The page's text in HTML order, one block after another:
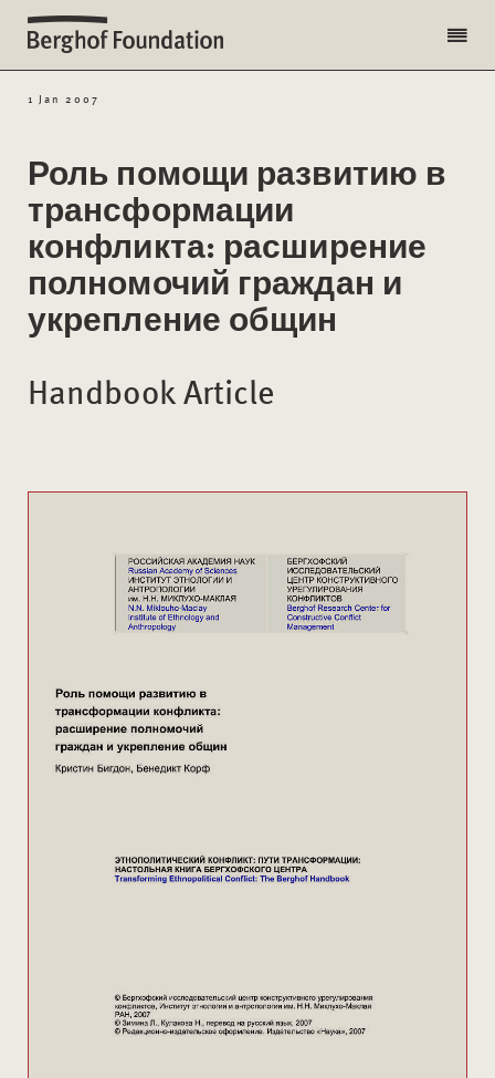
1 Jan 2007
Роль помощи развитию в
трансформации
конфликта: расширение
полномочий граждан и
укрепление общин
Handbook Article